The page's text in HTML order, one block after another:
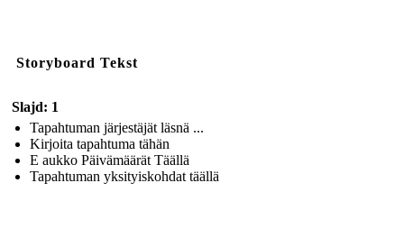
Storyboard Tekst
Slajd: 1
Tapahtuman järjestäjät läsnä ...
Kirjoita tapahtuma tähän
E aukko Päivämäärät Täällä
Tapahtuman yksityiskohdat täällä